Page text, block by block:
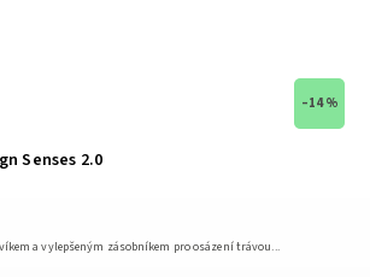
–14 %
Senses 2.0
a vylepšeným zásobníkem pro osázení trávou...